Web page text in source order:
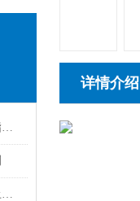
便携式土壤重金属检测仪项目技术指标参数
高智能测土配方施肥仪是如何读懂土地需求的？
详情介绍